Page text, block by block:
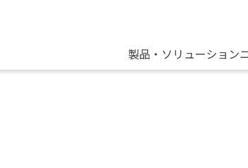
製品・ソリューション